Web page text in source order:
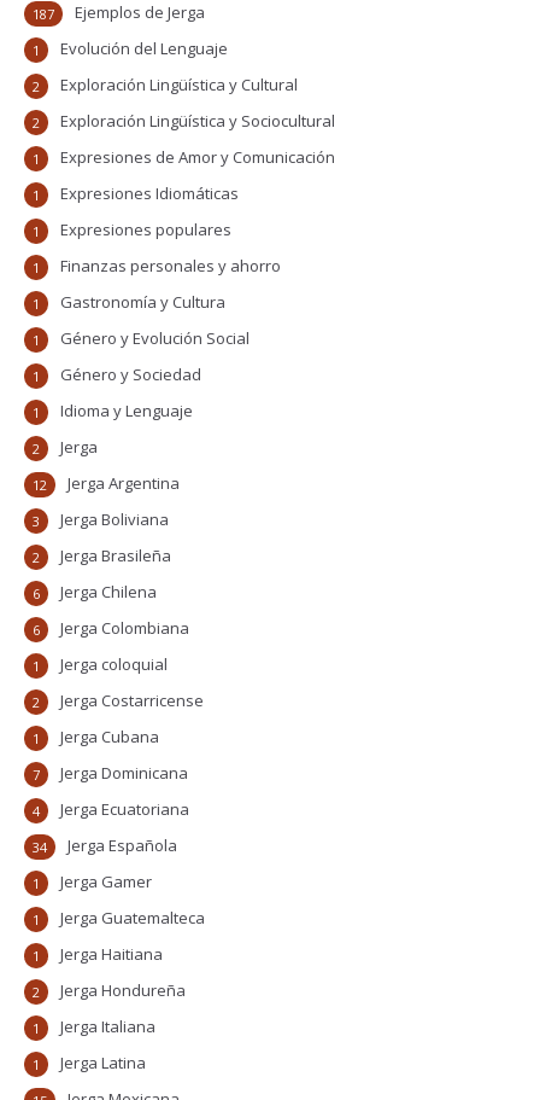
Ejemplos de Jerga
187
Evolución del Lenguaje
1
Exploración Lingüística y Cultural
2
Exploración Lingüística y Sociocultural
2
Expresiones de Amor y Comunicación
1
Expresiones Idiomáticas
1
Expresiones populares
1
Finanzas personales y ahorro
1
Gastronomía y Cultura
1
Género y Evolución Social
1
Género y Sociedad
1
Idioma y Lenguaje
1
Jerga
2
Jerga Argentina
12
Jerga Boliviana
3
Jerga Brasileña
2
Jerga Chilena
6
Jerga Colombiana
6
Jerga coloquial
1
Jerga Costarricense
2
Jerga Cubana
1
Jerga Dominicana
7
Jerga Ecuatoriana
4
Jerga Española
34
Jerga Gamer
1
Jerga Guatemalteca
1
Jerga Haitiana
1
Jerga Hondureña
2
Jerga Italiana
1
Jerga Latina
1